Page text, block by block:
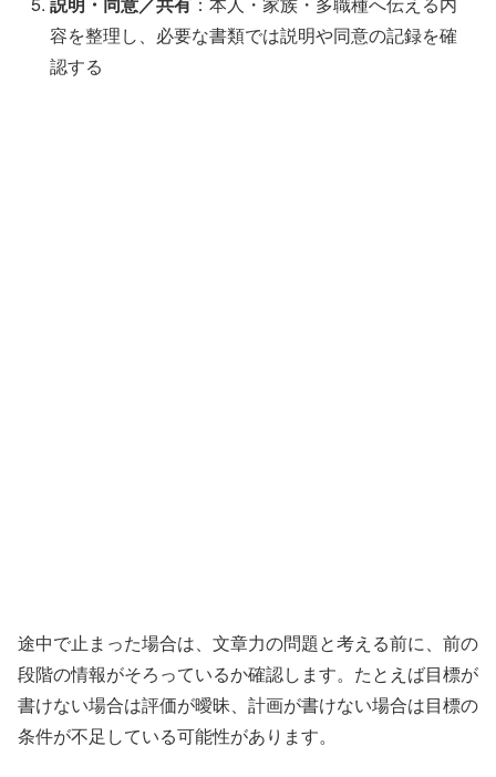
容を整理し、必要な書類では説明や同意の記録を確
認する
途中で止まった場合は、文章力の問題と考える前に、前の
段階の情報がそろっているか確認します。たとえば目標が
書けない場合は評価が曖昧、計画が書けない場合は目標の
条件が不足している可能性があります。